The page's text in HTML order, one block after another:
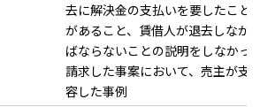
去に解決金の支払いを要したこと
があること、賃借人が退去しなか
ばならないことの説明をしなかっ
請求した事案において、売主が支
容した事例